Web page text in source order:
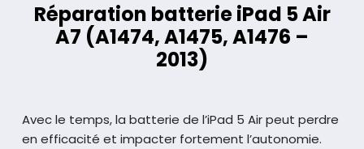
Réparation batterie iPad 5 Air
A7 (A1474, A1475, A1476 –
2013)
Avec le temps, la batterie de l’iPad 5 Air peut perdre
en efficacité et impacter fortement l’autonomie.